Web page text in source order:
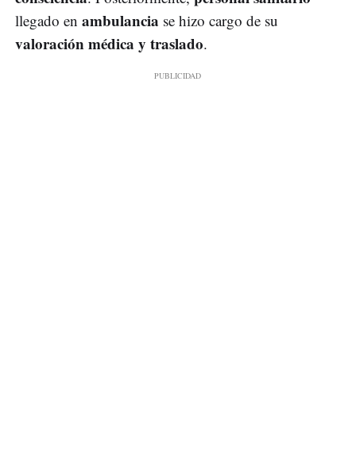
llegado en ambulancia se hizo cargo de su
valoración médica y traslado.